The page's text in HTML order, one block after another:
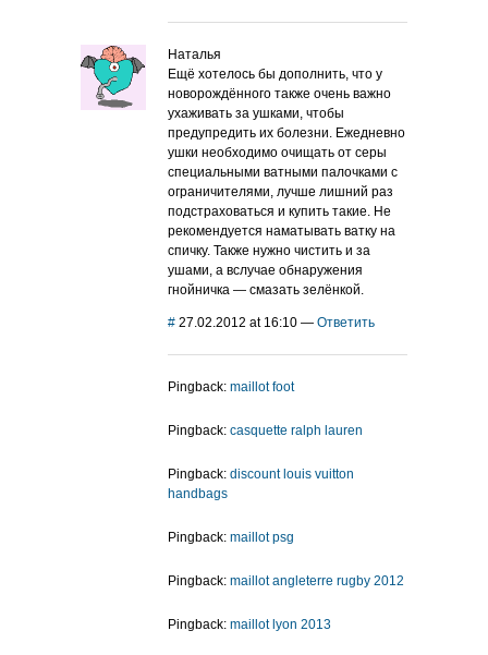
Наталья
Ещё хотелось бы дополнить, что у
новорождённого также очень важно
ухаживать за ушками, чтобы
предупредить их болезни. Ежедневно
ушки необходимо очищать от серы
специальными ватными палочками с
ограничителями, лучше лишний раз
подстраховаться и купить такие. Не
рекомендуется наматывать ватку на
спичку. Также нужно чистить и за
ушами, а вслучае обнаружения
гнойничка — смазать зелёнкой.
# 27.02.2012 at 16:10 — Ответить
Pingback: maillot foot
Pingback: casquette ralph lauren
Pingback: discount louis vuitton
handbags
Pingback: maillot psg
Pingback: maillot angleterre rugby 2012
Pingback: maillot lyon 2013